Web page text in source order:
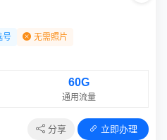
号 无需照片
60G
通用流量
分享 立即办理